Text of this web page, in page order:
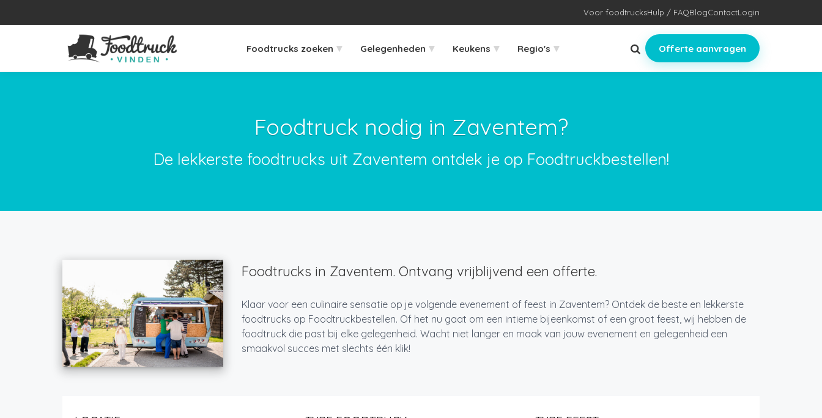
Voor foodtrucksHulp / FAQBlogContactLogin
Foodtrucks zoeken ▾ Gelegenheden ▾ Keukens ▾ Regio's ▾ Offerte aanvragen
Foodtruck nodig in Zaventem?
De lekkerste foodtrucks uit Zaventem ontdek je op Foodtruckbestellen!
Foodtrucks in Zaventem. Ontvang vrijblijvend een offerte.
Klaar voor een culinaire sensatie op je volgende evenement of feest in Zaventem? Ontdek de beste en lekkerste
foodtrucks op Foodtruckbestellen. Of het nu gaat om een intieme bijeenkomst of een groot feest, wij hebben de
foodtruck die past bij elke gelegenheid. Wacht niet langer en maak van jouw evenement en gelegenheid een
smaakvol succes met slechts één klik!